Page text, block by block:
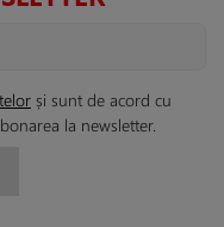
și sunt de acord cu
la newsletter.